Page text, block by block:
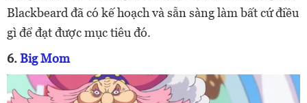
Blackbeard đã có kế hoạch và sẵn sàng làm bất cứ điều
gì để đạt được mục tiêu đó.
6.Big Mom